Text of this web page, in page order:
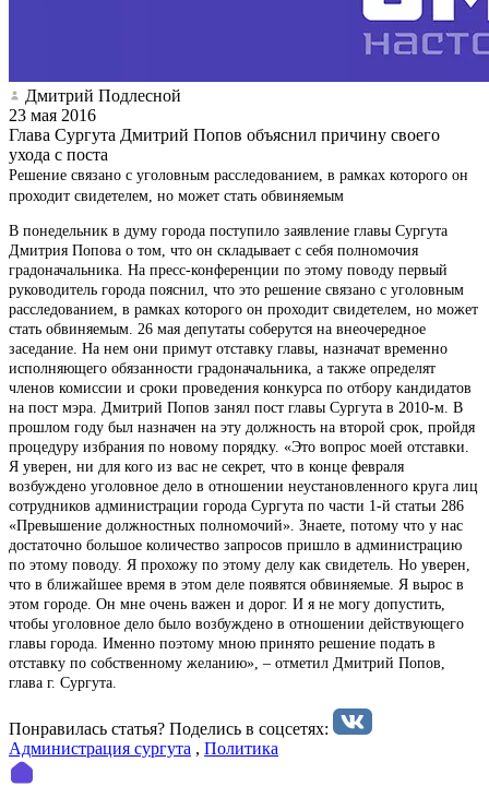
Дмитрий Подлесной
23 мая 2016
Глава Сургута Дмитрий Попов объяснил причину своего
ухода с поста
Решение связано с уголовным расследованием, в рамках которого он
проходит свидетелем, но может стать обвиняемым
В понедельник в думу города поступило заявление главы Сургута
Дмитрия Попова о том, что он складывает с себя полномочия
градоначальника. На пресс-конференции по этому поводу первый
руководитель города пояснил, что это решение связано с уголовным
расследованием, в рамках которого он проходит свидетелем, но может
стать обвиняемым. 26 мая депутаты соберутся на внеочередное
заседание. На нем они примут отставку главы, назначат временно
исполняющего обязанности градоначальника, а также определят
членов комиссии и сроки проведения конкурса по отбору кандидатов
на пост мэра. Дмитрий Попов занял пост главы Сургута в 2010-м. В
прошлом году был назначен на эту должность на второй срок, пройдя
процедуру избрания по новому порядку. «Это вопрос моей отставки.
Я уверен, ни для кого из вас не секрет, что в конце февраля
возбуждено уголовное дело в отношении неустановленного круга лиц
сотрудников администрации города Сургута по части 1-й статьи 286
«Превышение должностных полномочий». Знаете, потому что у нас
достаточно большое количество запросов пришло в администрацию
по этому поводу. Я прохожу по этому делу как свидетель. Но уверен,
что в ближайшее время в этом деле появятся обвиняемые. Я вырос в
этом городе. Он мне очень важен и дорог. И я не могу допустить,
чтобы уголовное дело было возбуждено в отношении действующего
главы города. Именно поэтому мною принято решение подать в
отставку по собственному желанию», – отметил Дмитрий Попов,
глава г. Сургута.
Понравилась статья? Поделиcь в соцсетях:
Администрация сургута , Политика